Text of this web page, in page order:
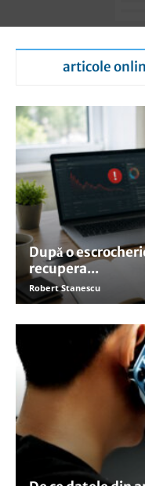
articole
După o
recupera...
Robert Stanescu